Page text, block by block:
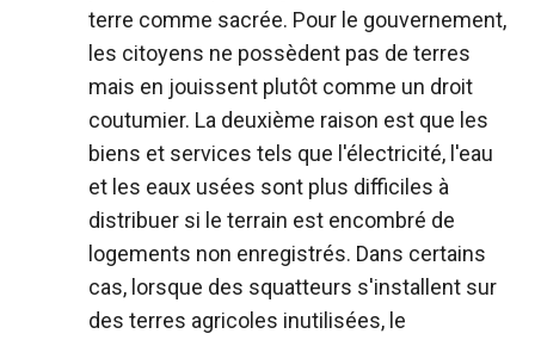
terre comme sacrée. Pour le gouvernement,
les citoyens ne possèdent pas de terres
mais en jouissent plutôt comme un droit
coutumier. La deuxième raison est que les
biens et services tels que l'électricité, l'eau
et les eaux usées sont plus difficiles à
distribuer si le terrain est encombré de
logements non enregistrés. Dans certains
cas, lorsque des squatteurs s'installent sur
des terres agricoles inutilisées, le